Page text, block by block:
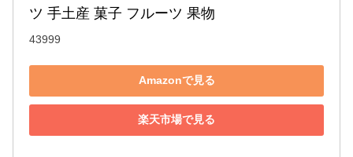
ツ 手土産 菓子 フルーツ 果物
43999
Amazonで見る
楽天市場で見る